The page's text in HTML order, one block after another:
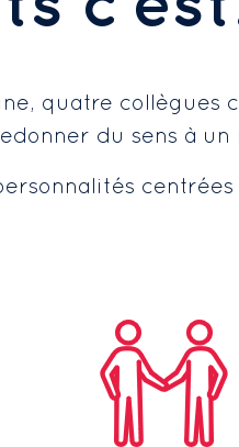
quatre collègues
du sens à